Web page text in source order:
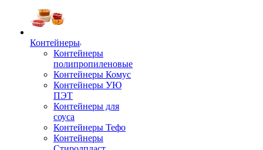
Контейнеры
Контейнеры
полипропиленовые
Контейнеры Комус
Контейнеры УЮ
ПЭТ
Контейнеры для
соуса
Контейнеры Тефо
Контейнеры